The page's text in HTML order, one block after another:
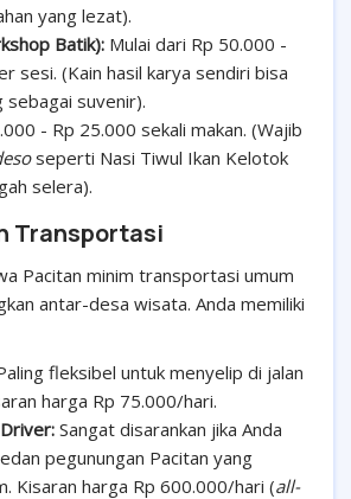
yang lezat).
Batik): Mulai dari Rp 50.000 -
sesi. (Kain hasil karya sendiri bisa
sebagai suvenir).
- Rp 25.000 sekali makan. (Wajib
seperti Nasi Tiwul Ikan Kelotok
selera).
Transportasi
Pacitan minim transportasi umum
antar-desa wisata. Anda memiliki
fleksibel untuk menyelip di jalan
harga Rp 75.000/hari.
Sangat disarankan jika Anda
pegunungan Pacitan yang
Kisaran harga Rp 600.000/hari (all-